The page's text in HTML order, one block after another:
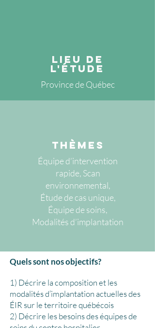
lieu de
l'étude
Province de Québec
thèmes
Équipe d’intervention
rapide, Scan
environnemental,
Étude de cas unique,
Équipe de soins,
Modalités d’implantation
Quels sont nos objectifs?
1) Décrire la composition et les
modalités d’implantation actuelles des
ÉIR sur le territoire québécois
2) Décrire les besoins des équipes de